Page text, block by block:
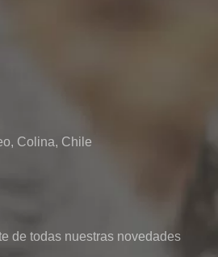
Colina, Chile
de todas nuestras novedades